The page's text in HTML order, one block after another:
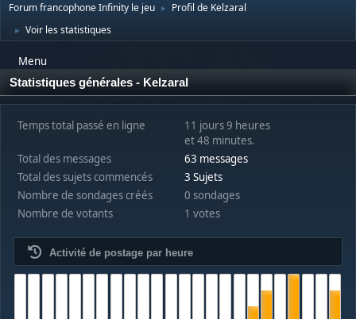
Forum francophone Infinity le jeu ► Profil de Kelzaral
► Voir les statistiques
Menu
Statistiques générales - Kelzaral
Temps total passé en ligne
11 jours 9 heures
et 48 minutes.
Total des messages
63 messages
Total des sujets commencés
3 Sujets
Nombre de sondages créés
0 sondages
Nombre de votants
1 votes
Activité de postage par heure